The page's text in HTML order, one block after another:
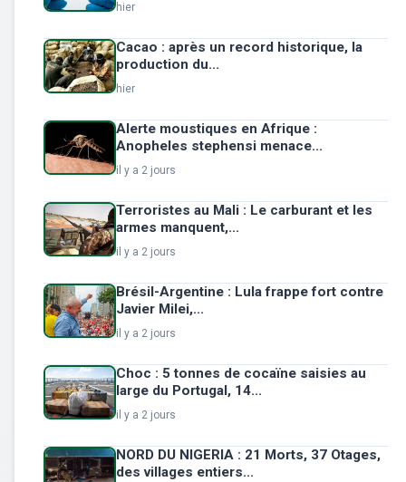
hier
Cacao : après un record historique, la
production du...
hier
Alerte moustiques en Afrique :
Anopheles stephensi menace...
il y a 2 jours
Terroristes au Mali : Le carburant et les
armes manquent,...
il y a 2 jours
Brésil-Argentine : Lula frappe fort contre
Javier Milei,...
il y a 2 jours
Choc : 5 tonnes de cocaïne saisies au
large du Portugal, 14...
il y a 2 jours
NORD DU NIGERIA : 21 Morts, 37 Otages,
des villages entiers...